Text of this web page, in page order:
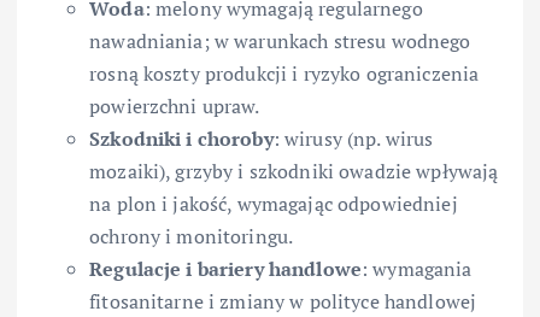
Woda: melony wymagają regularnego
nawadniania; w warunkach stresu wodnego
rosną koszty produkcji i ryzyko ograniczenia
powierzchni upraw.
Szkodniki i choroby: wirusy (np. wirus
mozaiki), grzyby i szkodniki owadzie wpływają
na plon i jakość, wymagając odpowiedniej
ochrony i monitoringu.
Regulacje i bariery handlowe: wymagania
fitosanitarne i zmiany w polityce handlowej